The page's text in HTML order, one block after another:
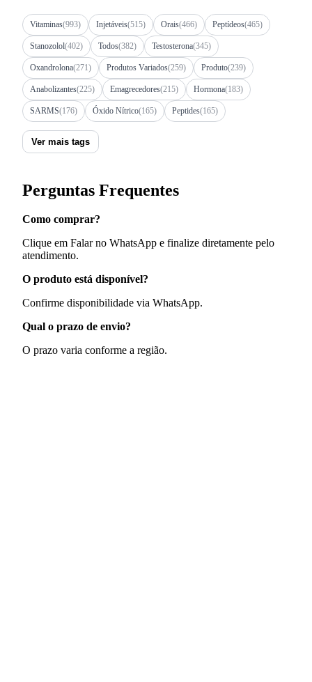
Vitaminas(993) Injetáveis(515) Orais(466) Peptídeos(465)
Stanozolol(402) Todos(382) Testosterona(345)
Oxandrolona(271) Produtos Variados(259) Produto(239)
Anabolizantes(225) Emagrecedores(215) Hormona(183)
SARMS(176) Óxido Nítrico(165) Peptides(165)
Ver mais tags
Perguntas Frequentes
Como comprar?
Clique em Falar no WhatsApp e finalize diretamente pelo
atendimento.
O produto está disponível?
Confirme disponibilidade via WhatsApp.
Qual o prazo de envio?
O prazo varia conforme a região.